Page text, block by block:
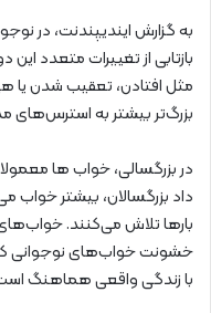
به گزارش ایندیپندنت، در
بازتابی از تغییرات متعدد
مثل افتادن، تعقیب شدن یا
بزرگ‌تر بیشتر به استرس‌های
در بزرگسالی، خواب‌ ها
داد بزرگسالان، بیشتر خواب
بارها تلاش می‌کنند.
خشونت خواب‌های نوجوانی
با زندگی واقعی هماهنگ